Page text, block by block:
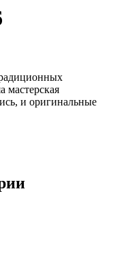
мастерская
и оригинальные